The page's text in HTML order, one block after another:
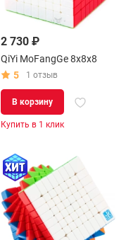
2 730 ₽
QiYi MoFangGe 8x8x8
5
1 отзыв
В корзину
Купить в 1 клик